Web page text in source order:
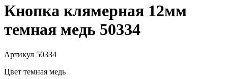
Кнопка клямерная 12мм
темная медь 50334
Артикул 50334
Цвет темная медь